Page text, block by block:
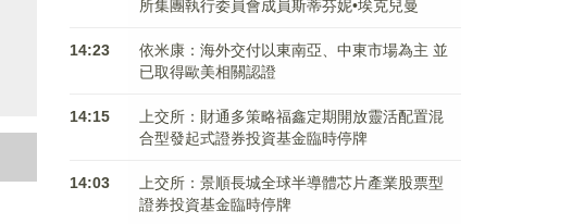
所集團執行委員會成員斯蒂芬妮•埃克兒曼
14:23
依米康：海外交付以東南亞、中東市場為主 並
已取得歐美相關認證
14:15
上交所：財通多策略福鑫定期開放靈活配置混
合型發起式證券投資基金臨時停牌
14:03
上交所：景順長城全球半導體芯片產業股票型
證券投資基金臨時停牌